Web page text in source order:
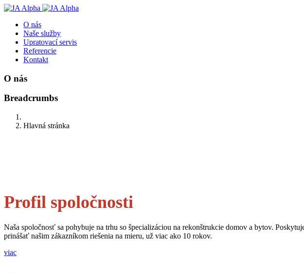
O nás
Naše služby
Upratovací servis
Referencie
Kontakt
O nás
Breadcrumbs
Hlavná stránka
Profil spoločnosti
Naša spoločnosť sa pohybuje na trhu so špecializáciou na rekonštrukcie domov a bytov.
prinášať našim zákazníkom riešenia na mieru, už viac ako 10 rokov.
viac